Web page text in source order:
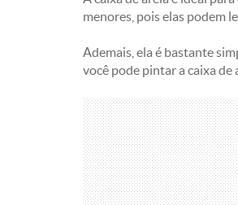
menores, pois elas podem
Ademais, ela é bastante
você pode pintar a caixa de